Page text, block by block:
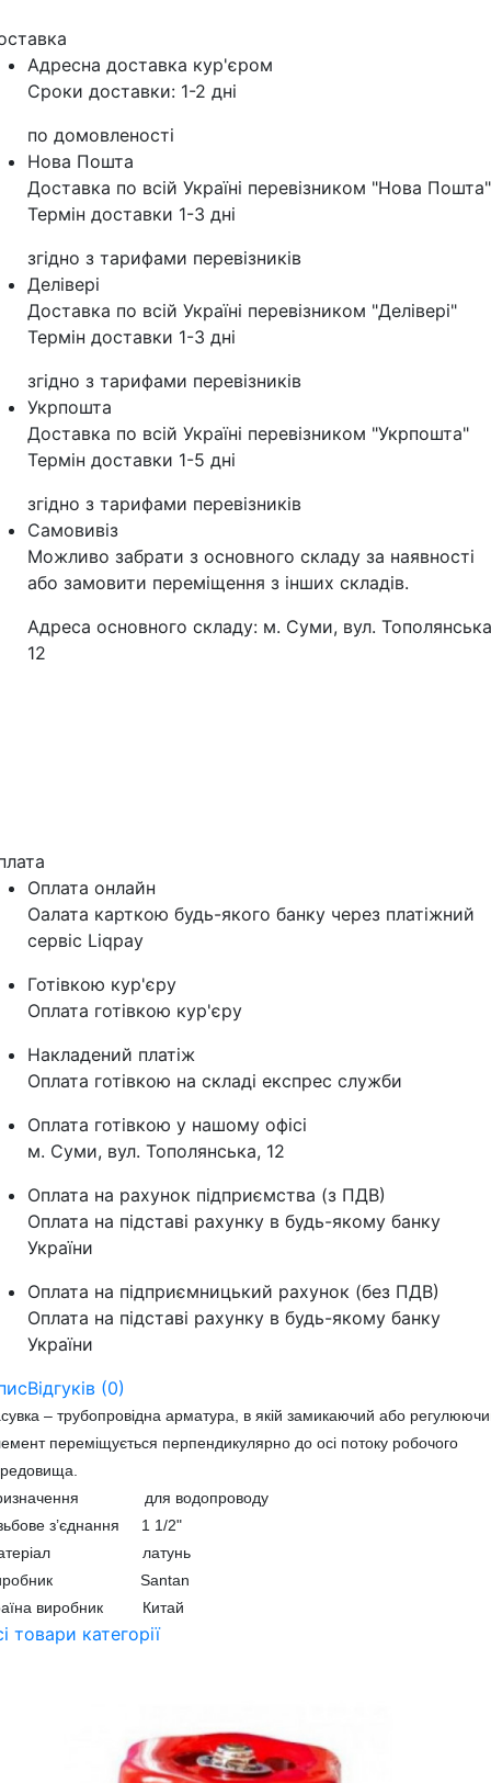
Адресна доставка кур'‎єром
Сроки доставки: 1-2 дні
по домовленості
Нова Пошта
Доставка по всій Україні перевізником "Нова Пошта"
Термін доставки 1-3 дні
згідно з тарифами перевізників
Делівері
Доставка по всій Україні перевізником "Делівері"
Термін доставки 1-3 дні
згідно з тарифами перевізників
Укрпошта
Доставка по всій Україні перевізником "Укрпошта"
Термін доставки 1-5 дні
згідно з тарифами перевізників
Самовивіз
Можливо забрати з основного складу за наявності
або замовити переміщення з інших складів.
Адреса основного складу: м. Суми, вул.
12
Оплата онлайн
Оалата карткою будь-якого банку через платіжний
сервіс Liqpay
Готівкою кур'єру
Оплата готівкою кур'єру
Накладений платіж
Оплата готівкою на складі експрес служби
Оплата готівкою у нашому офісі
м. Суми, вул. Тополянська, 12
Оплата на рахунок підприємства (з ПДВ)
Оплата на підставі рахунку в будь-якому банку
України
Оплата на підприємницький рахунок (без ПДВ)
Оплата на підставі рахунку в будь-якому банку
України
Відгуків (0)
– трубопровідна арматура, в якій замикаючий або
переміщується перпендикулярно до осі потоку робочого
для водопроводу
з’єднання 1 1/2"
латунь
Santan
виробник Китай
товари категорії